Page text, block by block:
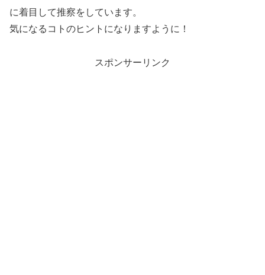
に着目して推察をしています。
気になるコトのヒントになりますように！
スポンサーリンク